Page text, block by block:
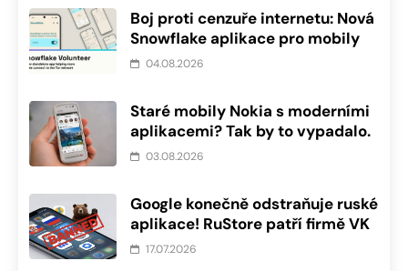
Boj proti cenzuře internetu: Nová
Snowflake aplikace pro mobily
04.08.2026
Staré mobily Nokia s moderními
aplikacemi? Tak by to vypadalo.
03.08.2026
Google konečně odstraňuje ruské
aplikace! RuStore patří firmě VK
17.07.2026